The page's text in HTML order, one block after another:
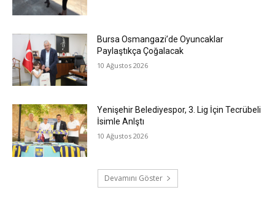
Bursa Osmangazi’de Oyuncaklar
Paylaştıkça Çoğalacak
10 Ağustos 2026
Yenişehir Belediyespor, 3. Lig İçin Tecrübeli
İsimle Anlştı
10 Ağustos 2026
Devamını Göster